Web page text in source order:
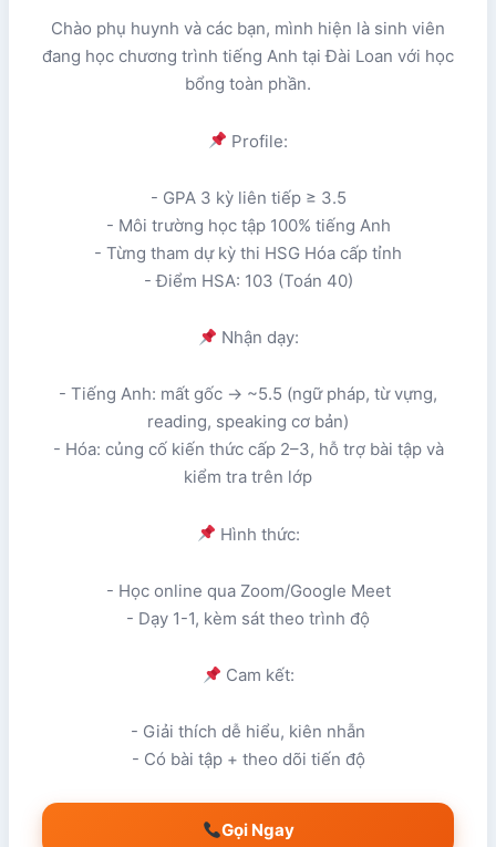
Chào phụ huynh và các bạn, mình hiện là sinh viên
đang học chương trình tiếng Anh tại Đài Loan với học
bổng toàn phần.
Profile:
- GPA 3 kỳ liên tiếp ≥ 3.5
- Môi trường học tập 100% tiếng Anh
- Từng tham dự kỳ thi HSG Hóa cấp tỉnh
- Điểm HSA: 103 (Toán 40)
Nhận dạy:
- Tiếng Anh: mất gốc → ~5.5 (ngữ pháp, từ vựng,
reading, speaking cơ bản)
- Hóa: củng cố kiến thức cấp 2–3, hỗ trợ bài tập và
kiểm tra trên lớp
Hình thức:
- Học online qua Zoom/Google Meet
- Dạy 1-1, kèm sát theo trình độ
Cam kết:
- Giải thích dễ hiểu, kiên nhẫn
- Có bài tập + theo dõi tiến độ
Gọi Ngay